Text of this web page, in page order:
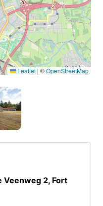
Leaflet | ©OpenStreetMap
Veenweg 2, Fort